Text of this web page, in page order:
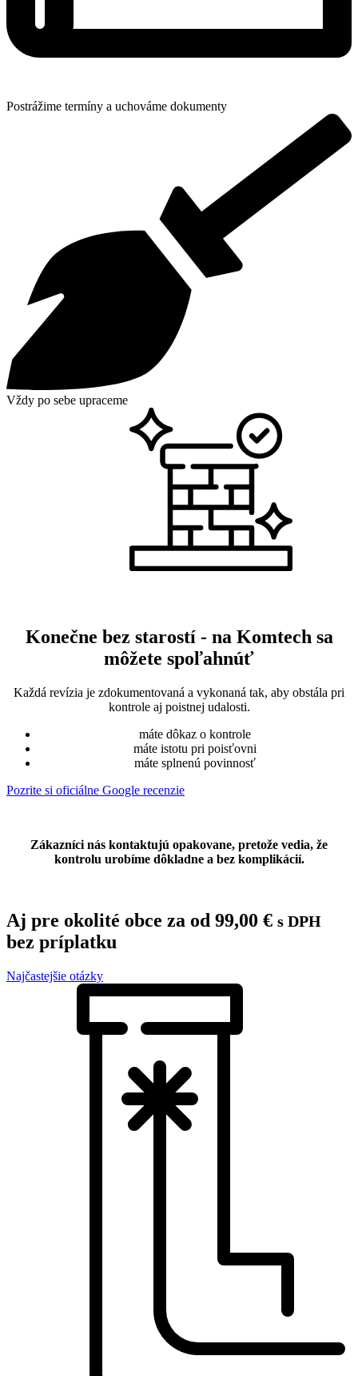
Postrážime termíny a uchováme dokumenty
Vždy po sebe upraceme
Konečne bez starostí - na Komtech sa
môžete spoľahnúť
Každá revízia je zdokumentovaná a vykonaná tak, aby obstála pri
kontrole aj poistnej udalosti.
máte dôkaz o kontrole
máte istotu pri poisťovni
máte splnenú povinnosť
Pozrite si oficiálne Google recenzie
Zákazníci nás kontaktujú opakovane, pretože vedia, že
kontrolu urobíme dôkladne a bez komplikácií.
Aj pre okolité obce za od 99,00 € s DPH
bez príplatku
Najčastejšie otázky